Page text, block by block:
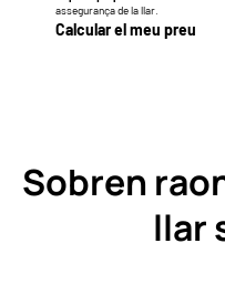
assegurança de la llar.
Calcular el meu preu
Sobren
llar